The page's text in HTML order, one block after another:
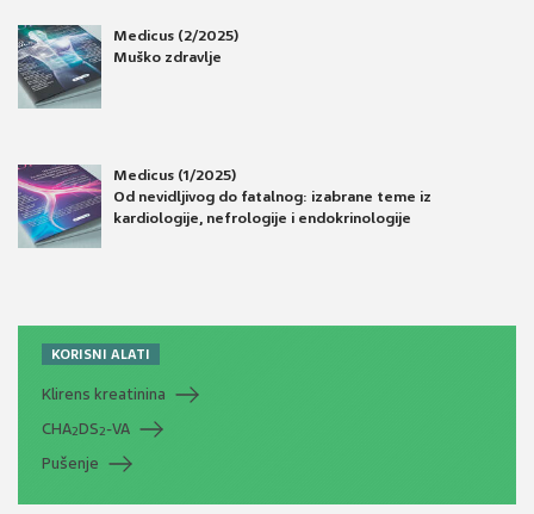
Medicus (2/2025)
Muško zdravlje
Medicus (1/2025)
Od nevidljivog do fatalnog: izabrane teme iz
kardiologije, nefrologije i endokrinologije
KORISNI ALATI
Klirens kreatinina
CHA2DS2-VA
Pušenje